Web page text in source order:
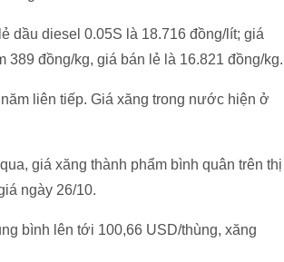
dầu diesel 0.05S là 18.716 đồng/lít; giá
389 đồng/kg, giá bán lẻ là 16.821 đồng/kg.
liên tiếp. Giá xăng trong nước hiện ở
giá xăng thành phẩm bình quân trên thị
ngày 26/10.
bình lên tới 100,66 USD/thùng, xăng